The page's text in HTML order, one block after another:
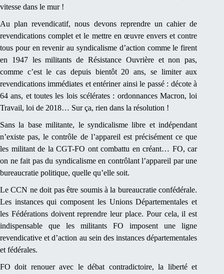
vitesse dans le mur !
Au plan revendicatif, nous devons reprendre un cahier de
revendications complet et le mettre en œuvre envers et contre
tous pour en revenir au syndicalisme d’action comme le firent
en 1947 les militants de Résistance Ouvrière et non pas,
comme c’est le cas depuis bientôt 20 ans, se limiter aux
revendications immédiates et entériner ainsi le passé : décote à
64 ans, et toutes les lois scélérates : ordonnances Macron, loi
Travail, loi de 2018… Sur ça, rien dans la résolution !
Sans la base militante, le syndicalisme libre et indépendant
n’existe pas, le contrôle de l’appareil est précisément ce que
les militant de la CGT-FO ont combattu en créant… FO, car
on ne fait pas du syndicalisme en contrôlant l’appareil par une
bureaucratie politique, quelle qu’elle soit.
Le CCN ne doit pas être soumis à la bureaucratie confédérale.
Les instances qui composent les Unions Départementales et
les Fédérations doivent reprendre leur place. Pour cela, il est
indispensable que les militants FO imposent une ligne
revendicative et d’action au sein des instances départementales
et fédérales.
FO doit renouer avec le débat contradictoire, la liberté et